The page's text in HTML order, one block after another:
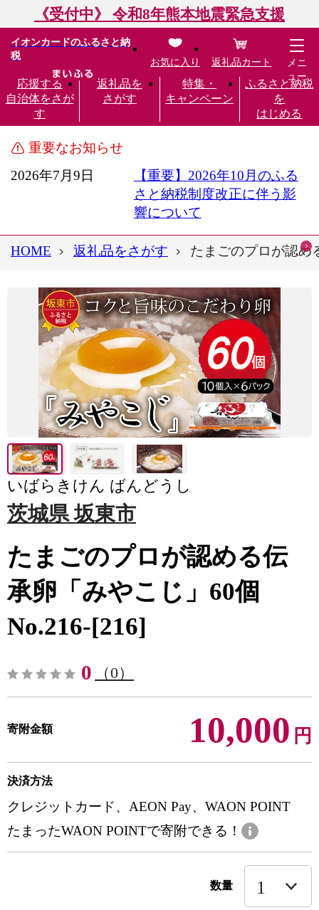
《受付中》 令和8年熊本地震緊急支援
イオンカードのふるさと納
税
応援する
自治体をさが
す
返礼品を
さがす
特集・
キャンペーン
ふるさと納税
を
はじめる
お気に入り 返礼品カート
メニ
ュー
重要なお知らせ
2026年7月9日
【重要】2026年10月のふる
さと納税制度改正に伴う影
響について
HOME 返礼品をさがす たまごのプロが認め
いばらきけん ばんどうし
茨城県 坂東市
たまごのプロが認める伝
承卵「みやこじ」60個
No.216-[216]
0 （0）
寄附金額 10,000 円
決済方法
クレジットカード、AEON Pay、WAON POINT
たまったWAON POINTで寄附できる！
数量